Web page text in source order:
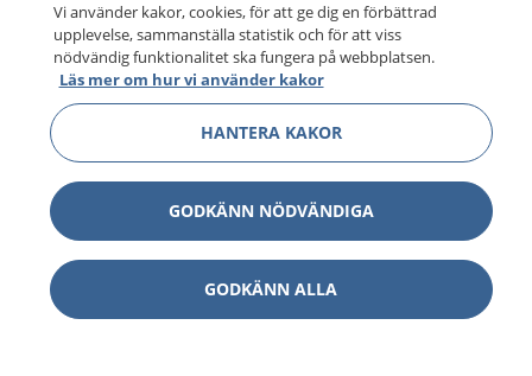
Vi använder kakor, cookies, för att ge dig en förbättrad
upplevelse, sammanställa statistik och för att viss
nödvändig funktionalitet ska fungera på webbplatsen.
Läs mer om hur vi använder kakor
HANTERA KAKOR
GODKÄNN NÖDVÄNDIGA
GODKÄNN ALLA